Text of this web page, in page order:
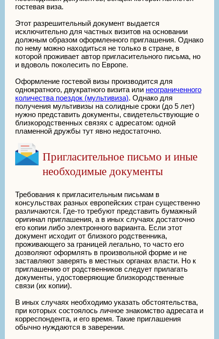
гостевая виза.
Этот разрешительный документ выдается
исключительно для частных визитов на основании
должным образом оформленного приглашения. Однако
по нему можно находиться не только в стране, в
которой проживает автор пригласительного письма, но
и вдоволь поколесить по Европе.
Оформление гостевой визы производится для
однократного, двукратного визита или неограниченного
количества поездок (мультивиза). Однако для
получения мультивизы на солидные сроки (до 5 лет)
нужно представить документы, свидетельствующие о
близкородственных связях с адресатом: одной
пламенной дружбы тут явно недостаточно.
Пригласительное письмо и иные
необходимые документы
Требования к пригласительным письмам в
консульствах разных европейских стран существенно
различаются. Где-то требуют представить бумажный
оригинал приглашения, а в иных случаях достаточно
его копии либо электронного варианта. Если этот
документ исходит от близкого родственника,
проживающего за границей легально, то часто его
дозволяют оформлять в произвольной форме и не
заставляют заверять в местных органах власти. Но к
приглашению от родственников следует прилагать
документы, удостоверяющие близкородственные
связи (их копии).
В иных случаях необходимо указать обстоятельства,
при которых состоялось личное знакомство адресата и
корреспондента, и его время. Такие приглашения
обычно нуждаются в заверении.